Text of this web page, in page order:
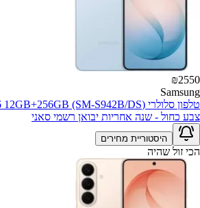
₪2550
Samsung
צבע כחול - שנה אחריות יבואן רשמי סאני
היסטוריית מחירים
הכי זול שהיה